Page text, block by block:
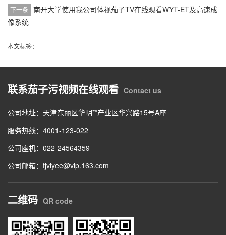
下一条
南开大学使用我公司体视茄子TV在线观看WYT-ET及高速成
像系统
本文标签：
联系茄子污视频在线观看 Contact us
公司地址：天津东丽区华明**产业区华兴路15号A座
服务热线：4001-123-022
公司座机：022-24564359
公司邮箱：tjviyee@vip.163.com
二维码 QR code